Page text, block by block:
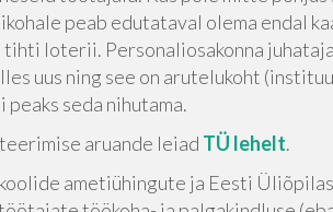
peab edutataval olema endal
loterii. Personaliosakonna
uus ning see on arutelukoht
seda nihutama.
aruande leiad TÜ lehelt.
ametiühingute ja Eesti